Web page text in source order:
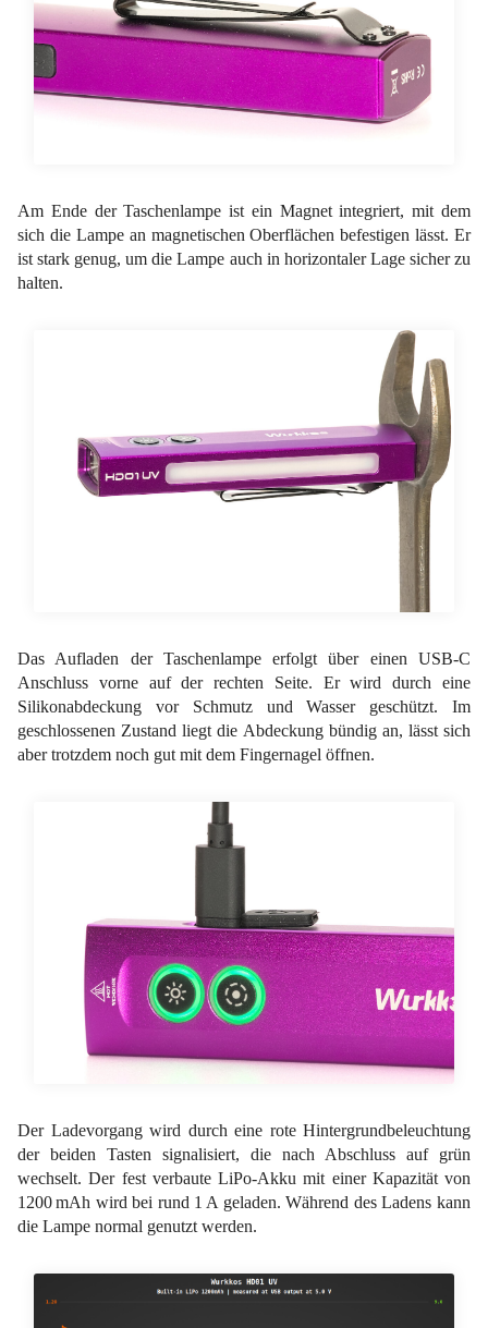
Am Ende der Taschenlampe ist ein Magnet integriert, mit dem
sich die Lampe an magnetischen Oberflächen befestigen lässt. Er
ist stark genug, um die Lampe auch in horizontaler Lage sicher zu
halten.
Das Aufladen der Taschenlampe erfolgt über einen USB-C
Anschluss vorne auf der rechten Seite. Er wird durch eine
Silikonabdeckung vor Schmutz und Wasser geschützt. Im
geschlossenen Zustand liegt die Abdeckung bündig an, lässt sich
aber trotzdem noch gut mit dem Fingernagel öffnen.
Der Ladevorgang wird durch eine rote Hintergrundbeleuchtung
der beiden Tasten signalisiert, die nach Abschluss auf grün
wechselt. Der fest verbaute LiPo-Akku mit einer Kapazität von
1200 mAh wird bei rund 1 A geladen. Während des Ladens kann
die Lampe normal genutzt werden.